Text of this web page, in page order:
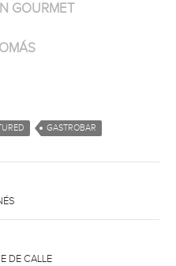
GOURMET
GASTROBAR
DE CALLE